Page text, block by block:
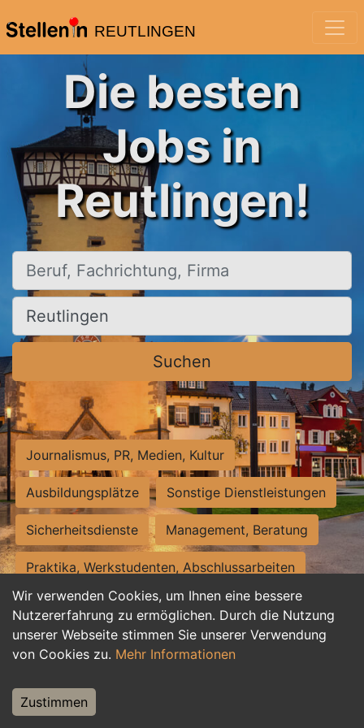
REUTLINGEN
Wir verwenden Cookies, um Ihnen eine bessere
Nutzererfahrung zu ermöglichen. Durch die Nutzung
unserer Webseite stimmen Sie unserer Verwendung
von Cookies zu. Mehr Informationen
Zustimmen
Die besten
Jobs in
Reutlingen!
Beruf, Fachrichtung, Firma
Ort, Stadt
Suchen
Journalismus, PR, Medien, Kultur
Ausbildungsplätze Sonstige Dienstleistungen
Sicherheitsdienste Management, Beratung
Praktika, Werkstudenten, Abschlussarbeiten
Personalwesen Assistenz, Sekretariat
Hilfskräfte, Aushilfs- und Nebenjobs
Weiterbildung, Studium, duale Ausbildung